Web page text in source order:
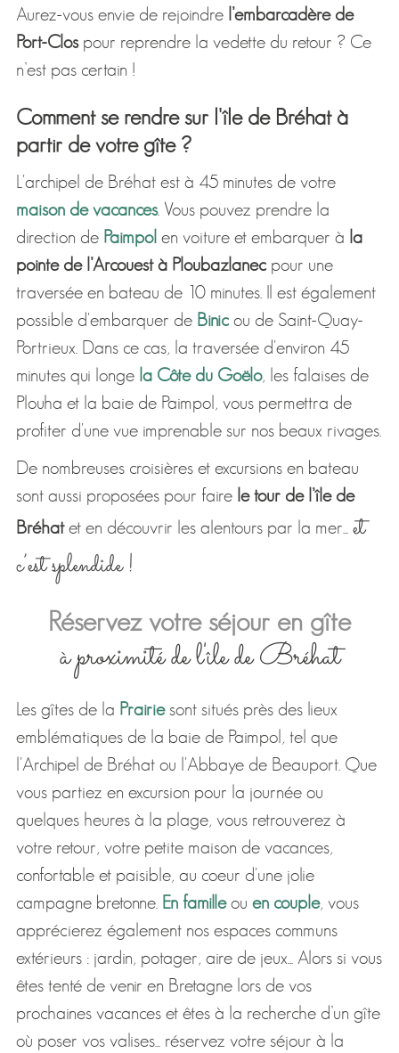
Aurez-vous envie de rejoindre l’embarcadère de
Port-Clospour reprendre la vedette du retour ? Ce
n’est pas certain !
Comment se rendre sur l'île de Bréhat à
partir de votre gîte ?
L'archipel de Bréhat est à 45 minutes de votre
maison de vacances. Vous pouvez prendre la
direction de Paimpol en voiture et embarquer à la
pointe de l’Arcouest à Ploubazlanecpour une
traversée en bateau de 10 minutes. Il est également
possible d'embarquer de Binicou de Saint-Quay-
Portrieux. Dans ce cas, la traversée d'environ 45
minutes qui longe la Côte du Goëlo, les falaises de
Plouha et la baie de Paimpol, vous permettra de
profiter d'une vue imprenable sur nos beaux rivages.
De nombreuses croisières et excursions en bateau
sont aussi proposées pour faire le tour de l’île de
Bréhatet en découvrir les alentours par la mer... et
c’est splendide !
Réservez votre séjour en gîte
à proximité de l'île de Bréhat
Les gîtes de la Prairiesont situés près des lieux
emblématiques de la baie de Paimpol, tel que
l'Archipel de Bréhat ou l'Abbaye de Beauport. Que
vous partiez en excursion pour la journée ou
quelques heures à la plage, vous retrouverez à
votre retour, votre petite maison de vacances,
confortable et paisible, au coeur d'une jolie
campagne bretonne. En familleou en couple, vous
apprécierez également nos espaces communs
extérieurs : jardin, potager, aire de jeux... Alors si vous
êtes tenté de venir en Bretagne lors de vos
prochaines vacances et êtes à la recherche d’un gîte
où poser vos valises... réservez votre séjour à la